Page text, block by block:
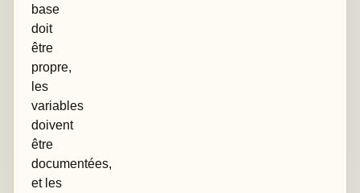
base
doit
être
propre,
les
variables
doivent
être
documentées,
et les